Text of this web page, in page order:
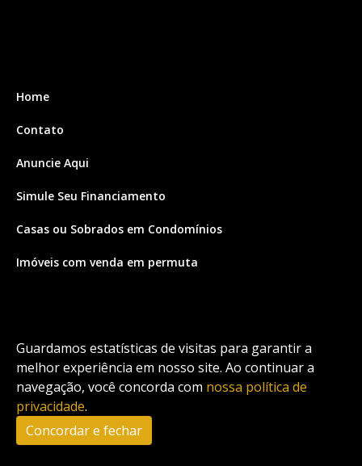
Guardamos estatísticas de visitas para garantir a
melhor experiência em nosso site. Ao continuar a
navegação, você concorda com nossa política de
privacidade.
Concordar e fechar
Home
Contato
Anuncie Aqui
Simule Seu Financiamento
Casas ou Sobrados em Condomínios
Imóveis com venda em permuta
Casa com piscina
Apartamento com piscina
Condomínio fechado